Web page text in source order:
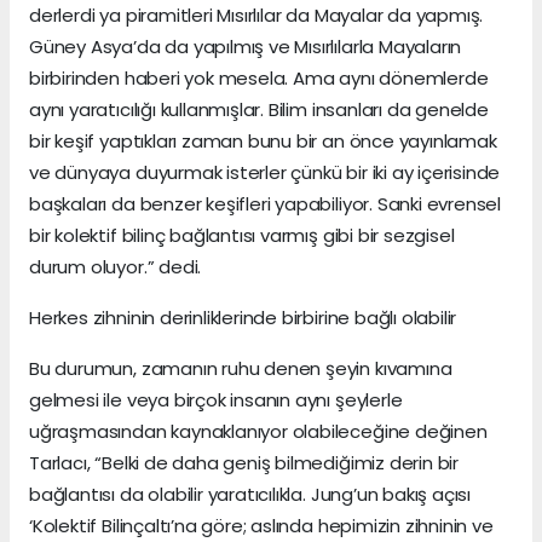
derlerdi ya piramitleri Mısırlılar da Mayalar da yapmış.
Güney Asya’da da yapılmış ve Mısırlılarla Mayaların
birbirinden haberi yok mesela. Ama aynı dönemlerde
aynı yaratıcılığı kullanmışlar. Bilim insanları da genelde
bir keşif yaptıkları zaman bunu bir an önce yayınlamak
ve dünyaya duyurmak isterler çünkü bir iki ay içerisinde
başkaları da benzer keşifleri yapabiliyor. Sanki evrensel
bir kolektif bilinç bağlantısı varmış gibi bir sezgisel
durum oluyor.” dedi.
Herkes zihninin derinliklerinde birbirine bağlı olabilir
Bu durumun, zamanın ruhu denen şeyin kıvamına
gelmesi ile veya birçok insanın aynı şeylerle
uğraşmasından kaynaklanıyor olabileceğine değinen
Tarlacı, “Belki de daha geniş bilmediğimiz derin bir
bağlantısı da olabilir yaratıcılıkla. Jung’un bakış açısı
‘Kolektif Bilinçaltı’na göre; aslında hepimizin zihninin ve